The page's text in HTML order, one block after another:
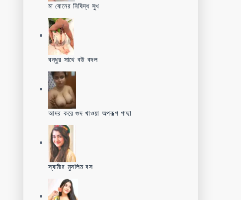
মা বোনের নিষিদ্ধ সুখ
বন্ধুর সাথে বউ বদল
আদর করে গুদ খাওয়া অপরূপ পাছা
স্বামীর মুসলিম বস